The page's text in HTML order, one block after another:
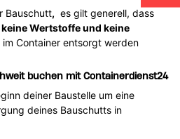
Bauschutt, es gilt generell, dass
Wertstoffe und keine
im Container entsorgt werden
buchen mit Containerdienst24
deiner Baustelle um eine
deines Bauschutts in